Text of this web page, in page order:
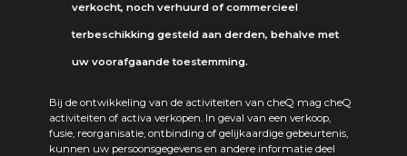
verkocht, noch verhuurd of commercieel
terbeschikking gesteld aan derden, behalve met
uw voorafgaande toestemming.
Bij de ontwikkeling van de activiteiten van cheQ mag cheQ
activiteiten of activa verkopen. In geval van een verkoop,
fusie, reorganisatie, ontbinding of gelijkaardige gebeurtenis,
kunnen uw persoonsgegevens en andere informatie deel